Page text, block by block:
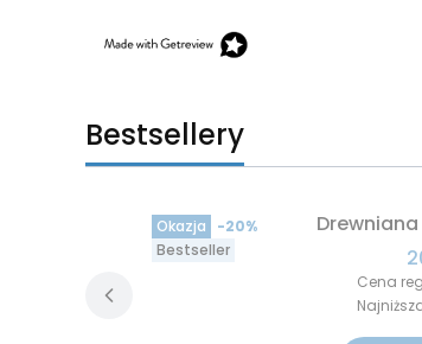
Bestsellery
Okazja
Bestseller
Cena
-20%